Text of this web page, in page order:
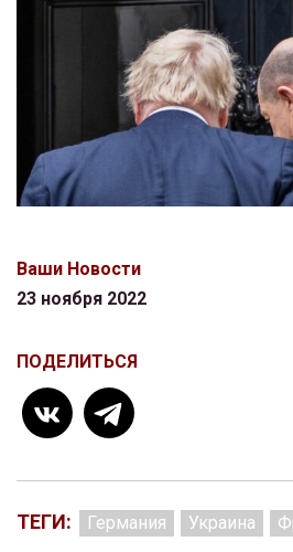
Ваши Новости
23 ноября 2022
ПОДЕЛИТЬСЯ
ТЕГИ: Германия Украина